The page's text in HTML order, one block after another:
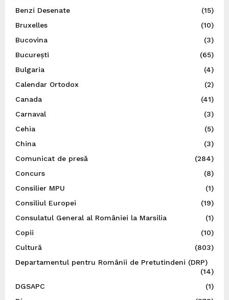
Benzi Desenate
(15)
Bruxelles
(10)
Bucovina
(3)
București
(65)
Bulgaria
(4)
Calendar Ortodox
(2)
Canada
(41)
Carnaval
(3)
Cehia
(5)
China
(3)
Comunicat de presă
(284)
Concurs
(8)
Consilier MPU
(1)
Consiliul Europei
(19)
Consulatul General al României la Marsilia
(1)
Copii
(10)
Cultură
(803)
Departamentul pentru Românii de Pretutindeni (DRP)
(14)
DGSAPC
(1)